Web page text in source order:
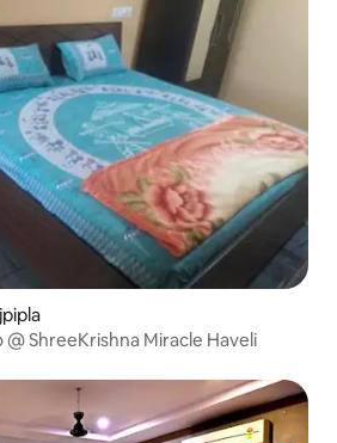
ShreeKrishna Miracle Haveli